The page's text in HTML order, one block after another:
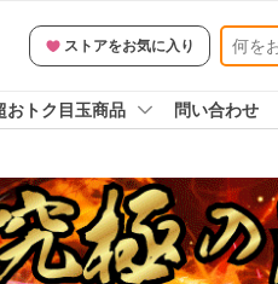
ストアをお気に入り
おトク目玉商品 問い合わせ